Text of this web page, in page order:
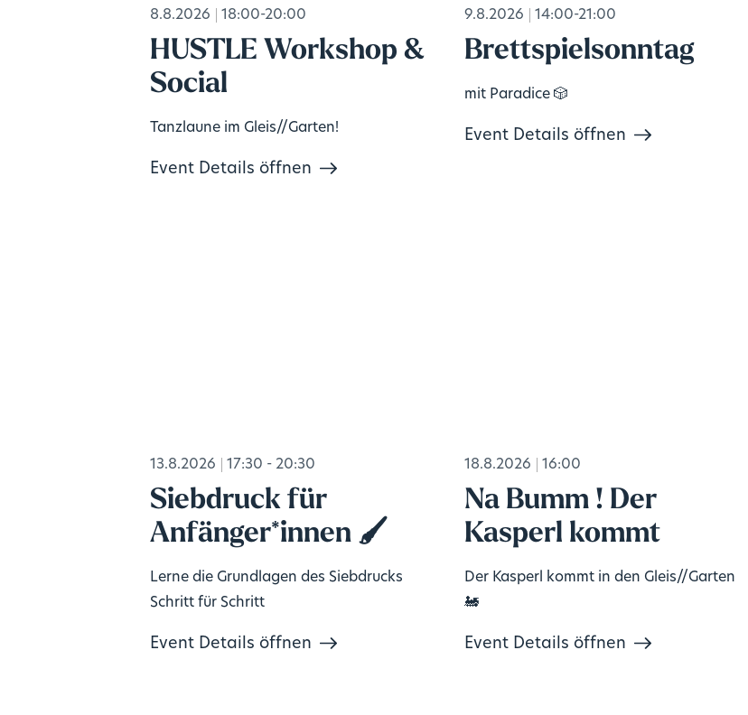
8.8.2026 18:00-20:00
HUSTLE Workshop &
Social
Tanzlaune im Gleis//Garten!
Event Details öffnen
9.8.2026 14:00-21:00
Brettspielsonntag
mit Paradice 🎲
Event Details öffnen
13.8.2026 17:30 - 20:30
Siebdruck für
Anfänger*innen 🖌️
Lerne die Grundlagen des Siebdrucks
Schritt für Schritt
Event Details öffnen
18.8.2026 16:00
Na Bumm ! Der
Kasperl kommt
Der Kasperl kommt in den Gleis//Garten
🚂
Event Details öffnen